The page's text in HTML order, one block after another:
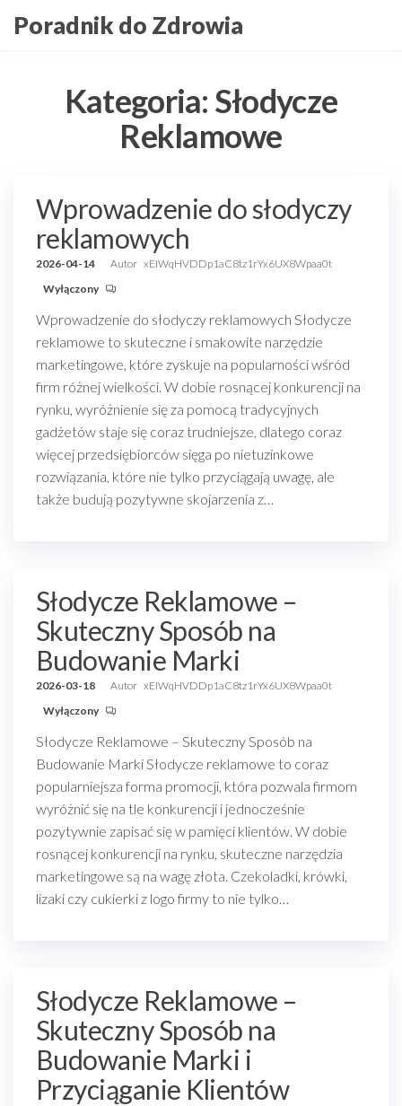
doPoradnik do Zdrowia
Kategoria: Słodycze
Reklamowe
Wprowadzenie do słodyczy
reklamowych
2026-04-14 Autor xEIWqHVDDp1aC8tz1rYx6UX8Wpaa0t
Wyłączony
Wprowadzenie do słodyczy reklamowych Słodycze
reklamowe to skuteczne i smakowite narzędzie
marketingowe, które zyskuje na popularności wśród
firm różnej wielkości. W dobie rosnącej konkurencji na
rynku, wyróżnienie się za pomocą tradycyjnych
gadżetów staje się coraz trudniejsze, dlatego coraz
więcej przedsiębiorców sięga po nietuzinkowe
rozwiązania, które nie tylko przyciągają uwagę, ale
także budują pozytywne skojarzenia z…
Słodycze Reklamowe –
Skuteczny Sposób na
Budowanie Marki
2026-03-18 Autor xEIWqHVDDp1aC8tz1rYx6UX8Wpaa0t
Wyłączony
Słodycze Reklamowe – Skuteczny Sposób na
Budowanie Marki Słodycze reklamowe to coraz
popularniejsza forma promocji, która pozwala firmom
wyróżnić się na tle konkurencji i jednocześnie
pozytywnie zapisać się w pamięci klientów. W dobie
rosnącej konkurencji na rynku, skuteczne narzędzia
marketingowe są na wagę złota. Czekoladki, krówki,
lizaki czy cukierki z logo firmy to nie tylko…
Słodycze Reklamowe –
Skuteczny Sposób na
Budowanie Marki i
Przyciąganie Klientów